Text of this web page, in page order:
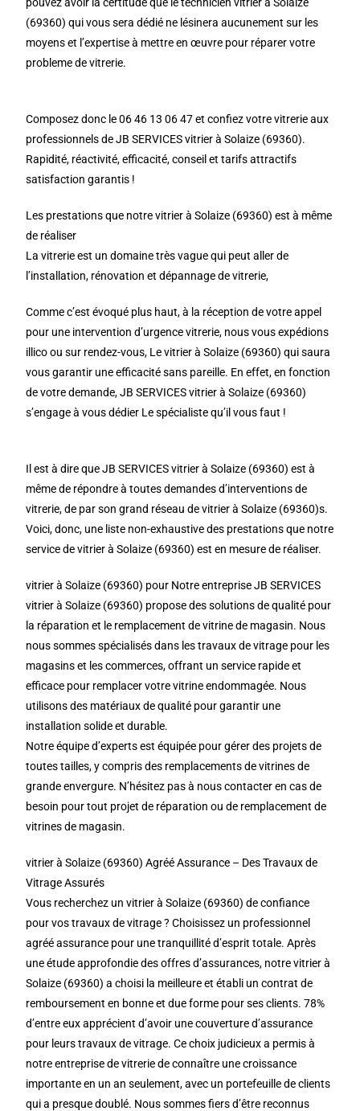
(69360) qui vous sera dédié ne lésinera aucunement sur les
moyens et l’expertise à mettre en œuvre pour réparer votre
probleme de vitrerie.
Composez donc le 06 46 13 06 47 et confiez votre vitrerie aux
professionnels de JB SERVICES vitrier à Solaize (69360).
Rapidité, réactivité, efficacité, conseil et tarifs attractifs
satisfaction garantis !
Les prestations que notre vitrier à Solaize (69360) est à même
de réaliser
La vitrerie est un domaine très vague qui peut aller de
l’installation, rénovation et dépannage de vitrerie,
Comme c’est évoqué plus haut, à la réception de votre appel
pour une intervention d’urgence vitrerie, nous vous expédions
illico ou sur rendez-vous, Le vitrier à Solaize (69360) qui saura
vous garantir une efficacité sans pareille. En effet, en fonction
de votre demande, JB SERVICES vitrier à Solaize (69360)
s’engage à vous dédier Le spécialiste qu’il vous faut !
Il est à dire que JB SERVICES vitrier à Solaize (69360) est à
même de répondre à toutes demandes d’interventions de
vitrerie, de par son grand réseau de vitrier à Solaize (69360)s.
Voici, donc, une liste non-exhaustive des prestations que notre
service de vitrier à Solaize (69360) est en mesure de réaliser.
vitrier à Solaize (69360) pour Notre entreprise JB SERVICES
vitrier à Solaize (69360) propose des solutions de qualité pour
la réparation et le remplacement de vitrine de magasin. Nous
nous sommes spécialisés dans les travaux de vitrage pour les
magasins et les commerces, offrant un service rapide et
efficace pour remplacer votre vitrine endommagée. Nous
utilisons des matériaux de qualité pour garantir une
installation solide et durable.
Notre équipe d’experts est équipée pour gérer des projets de
toutes tailles, y compris des remplacements de vitrines de
grande envergure. N’hésitez pas à nous contacter en cas de
besoin pour tout projet de réparation ou de remplacement de
vitrines de magasin.
vitrier à Solaize (69360) Agréé Assurance – Des Travaux de
Vitrage Assurés
Vous recherchez un vitrier à Solaize (69360) de confiance
pour vos travaux de vitrage ? Choisissez un professionnel
agréé assurance pour une tranquillité d’esprit totale. Après
une étude approfondie des offres d’assurances, notre vitrier à
Solaize (69360) a choisi la meilleure et établi un contrat de
remboursement en bonne et due forme pour ses clients. 78%
d’entre eux apprécient d’avoir une couverture d’assurance
pour leurs travaux de vitrage. Ce choix judicieux a permis à
notre entreprise de vitrerie de connaître une croissance
importante en un an seulement, avec un portefeuille de clients
qui a presque doublé. Nous sommes fiers d’être reconnus